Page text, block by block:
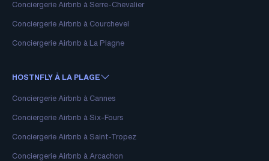
Conciergerie Airbnb à Serre-Chevalier
Conciergerie Airbnb à Courchevel
Conciergerie Airbnb à La Plagne
HOSTNFLY À LA PLAGE
Conciergerie Airbnb à Cannes
Conciergerie Airbnb à Six-Fours
Conciergerie Airbnb à Saint-Tropez
Conciergerie Airbnb à Arcachon